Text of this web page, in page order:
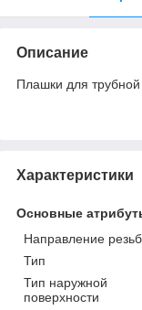
Описание
Плашки для
Характеристики
Основные
Направление
Тип
Тип наружной
поверхности